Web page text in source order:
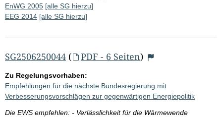
EnWG 2005 [alle SG hierzu]
EEG 2014 [alle SG hierzu]
SG2506250044 ( PDF - 6 Seiten)
Zu Regelungsvorhaben:
Empfehlungen für die nächste Bundesregierung mit
Verbesserungsvorschlägen zur gegenwärtigen Energiepolitik
Die EWS empfehlen: - Verlässlichkeit für die Wärmewende